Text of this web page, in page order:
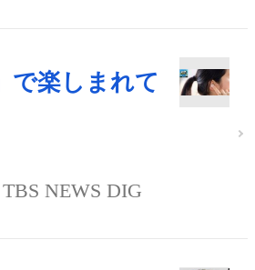
で楽しまれて
TBS NEWS DIG